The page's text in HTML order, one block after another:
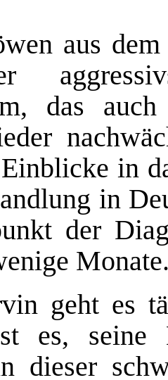
aus
das
in
in
der
geht es
es, seine
dieser